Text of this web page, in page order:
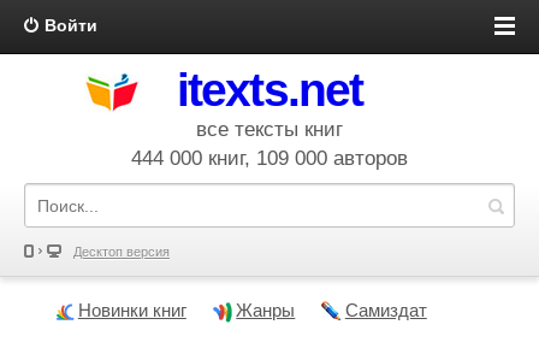
Войти
itexts.net
все тексты книг
444 000 книг, 109 000 авторов
Десктоп версия
Новинки книг Жанры Самиздат